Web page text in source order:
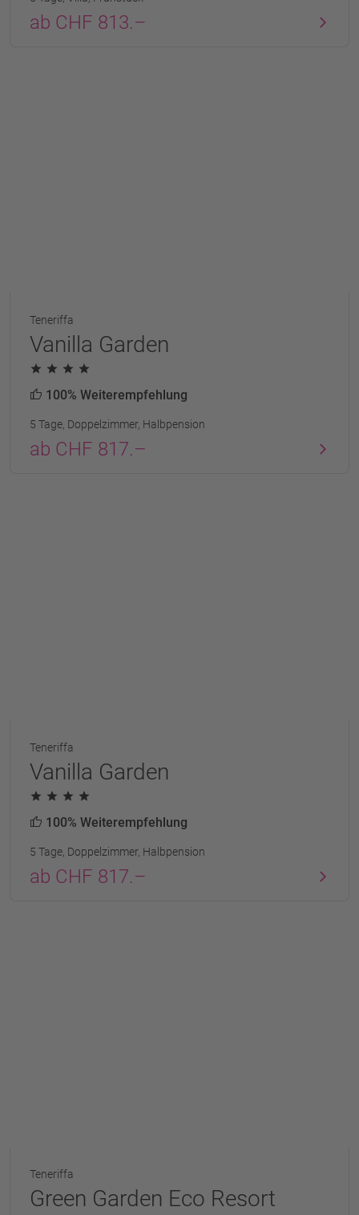
ab CHF 813.–
Teneriffa
Vanilla Garden
100% Weiterempfehlung
5 Tage, Doppelzimmer, Halbpension
ab CHF 817.–
Teneriffa
Vanilla Garden
100% Weiterempfehlung
5 Tage, Doppelzimmer, Halbpension
ab CHF 817.–
Teneriffa
Green Garden Eco Resort